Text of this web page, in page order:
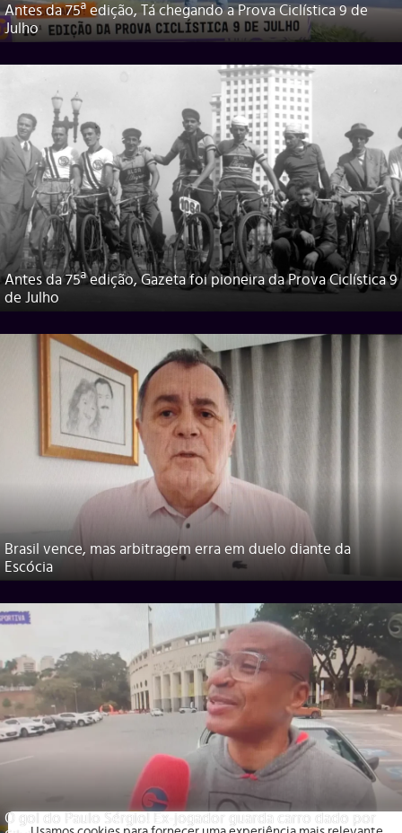
Antes da 75ª edição, Tá chegando a Prova Ciclística 9 de
Julho
Antes da 75ª edição, Gazeta foi pioneira da Prova Ciclística 9
de Julho
Brasil vence, mas arbitragem erra em duelo diante da
Escócia
O gol do Paulo Sérgio! Ex-jogador guarda carro dado por